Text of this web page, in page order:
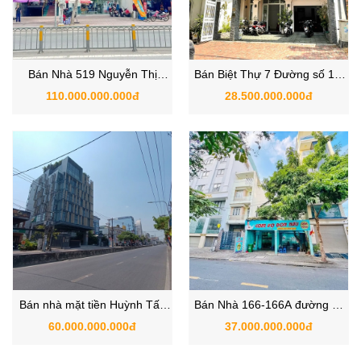
Bán Nhà 519 Nguyễn Thị
Thập, Phường Tân Phong,
110.000.000.000đ
Bán Biệt Thự 7 Đường số 14,
Phường Tân Thuận Đông,
28.500.000.000đ
Bán nhà mặt tiền Huỳnh Tấn
Phát Quận 7 giá rẻ: Ngộp
60.000.000.000đ
Bán Nhà 166-166A đường số
79, Phường Tân Quy, Quận 7,
37.000.000.000đ